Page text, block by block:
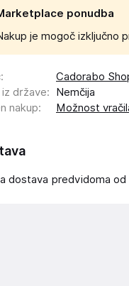
ponudba
je mogoč izključno
:
Cadorabo
države:
Nemčija
nakup: Možnost
dostava predvidoma od